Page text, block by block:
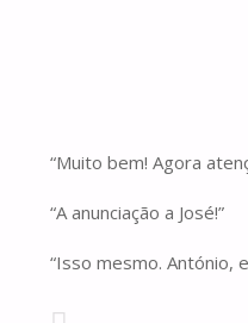
“Muito bem! Agora
“A anunciação a José!”
“Isso mesmo. António,